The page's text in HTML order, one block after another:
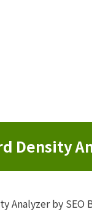
Density
Analyzer by SEO